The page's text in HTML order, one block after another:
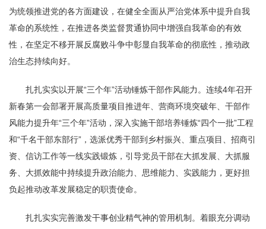
为统领推进党的各方面建设，在健全全面从严治党体系中提升自我
革命的系统性，在推进各类监督贯通协同中增强自我革命的有效
性，在坚定不移开展反腐败斗争中彰显自我革命的彻底性，推动政
治生态持续向好。
扎扎实实以开展“三个年”活动锤炼干部作风能力。连续4年召开
新春第一会部署开展高质量项目推进年、营商环境突破年、干部作
风能力提升年“三个年”活动，深入实施干部培养锤炼“四个一批”工程
和“千名干部东部行”，选派优秀干部到乡村振兴、重点项目、招商引
资、信访工作等一线实践锻炼，引导党员干部在大抓发展、大抓服
务、大抓效能中持续提升政治能力、思维能力、实践能力，更好担
负起推动改革发展稳定的职责使命。
扎扎实实完善激发干事创业精气神的管用机制。着眼充分调动